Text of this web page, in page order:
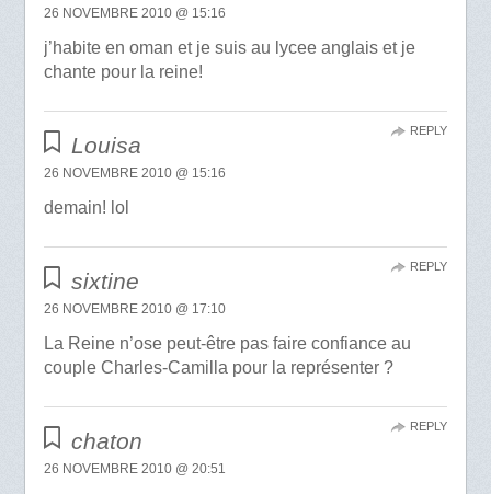
26 NOVEMBRE 2010 @ 15:16
j’habite en oman et je suis au lycee anglais et je
chante pour la reine!
Louisa
26 NOVEMBRE 2010 @ 15:16
demain! lol
REPLY
sixtine
26 NOVEMBRE 2010 @ 17:10
La Reine n’ose peut-être pas faire confiance au
couple Charles-Camilla pour la représenter ?
REPLY
chaton
26 NOVEMBRE 2010 @ 20:51
REPLY